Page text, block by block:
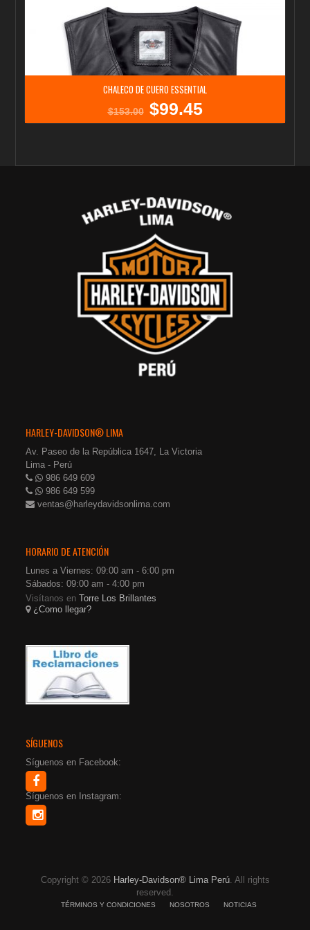
CHALECO DE CUERO ESSENTIAL
$153.00
El
$99.45El
HARLEY-DAVIDSON® LIMA
Av. Paseo de la República 1647, La Victoria
Lima - Perú
986 649 609
986 649 599
ventas@harleydavidsonlima.com
HORARIO DE ATENCIÓN
Lunes a Viernes: 09:00 am - 6:00 pm
Sábados: 09:00 am - 4:00 pm
Visítanos enTorre Los Brillantes
¿Como llegar?
SÍGUENOS
Síguenos en Facebook:
Síguenos en Instagram:
Copyright © 2026 Harley-Davidson® Lima Perú. All rights
reserved.
TÉRMINOS Y CONDICIONES NOSOTROS NOTICIAS